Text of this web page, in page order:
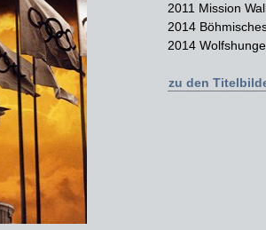
2011 Mission
2014
2014
zu den